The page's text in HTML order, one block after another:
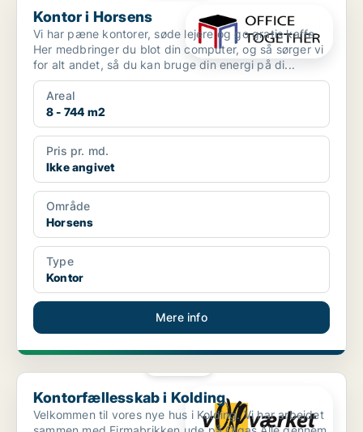
Kontor i Horsens
Vi har pæne kontorer, søde lejere og go gratis kaffe.
Her medbringer du blot din computer, og så sørger vi
for alt andet, så du kan bruge din energi på di...
Areal
8 - 744 m2
Pris pr. md.
Ikke angivet
Område
Horsens
Type
Kontor
Mere info
Kontorfællesskab i Kolding
Kontorfællesskab i Kolding
Velkommen til vores nye hus i Kolding. Vi har arbejdet